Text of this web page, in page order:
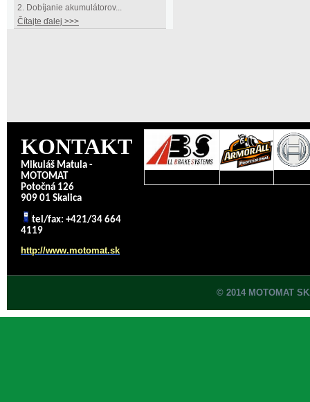
2. Dobíjanie akumulátorov...
Čítajte ďalej >>>
KONTAKT
Mikuláš Matula -
MOTOMAT
Potočná 126
909 01 Skalica
tel/fax: +421/34 664
4119
http://www.motomat.sk
© 2014